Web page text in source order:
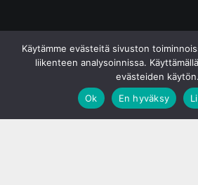
Käytämme evästeitä sivuston
liikenteen analysoinnissa.
evästeiden käytön.
Ok
En hyväksy